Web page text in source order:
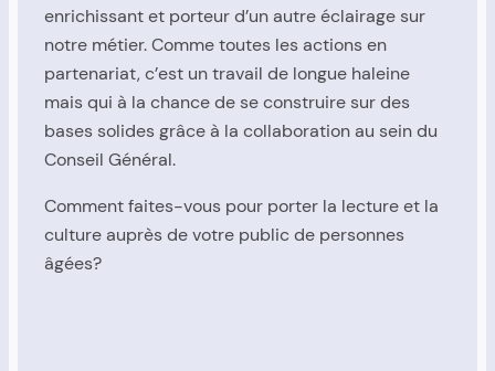
enrichissant et porteur d’un autre éclairage sur
notre métier. Comme toutes les actions en
partenariat, c’est un travail de longue haleine
mais qui à la chance de se construire sur des
bases solides grâce à la collaboration au sein du
Conseil Général.
Comment faites-vous pour porter la lecture et la
culture auprès de votre public de personnes
âgées?